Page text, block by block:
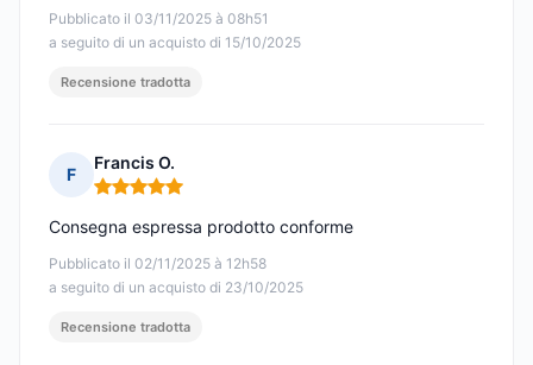
Pubblicato il 03/11/2025 à 08h51
a seguito di un acquisto di 15/10/2025
Recensione tradotta
F
Francis O.
Nota: 5 su 5
Pubblicato il 02/11/2025 à 12h58
a seguito di un acquisto di 23/10/2025
Consegna espressa prodotto conforme
Recensione tradotta